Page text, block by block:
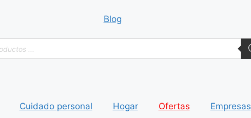
Blog
Cuidado personal Hogar Ofertas Empresas